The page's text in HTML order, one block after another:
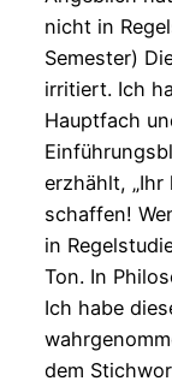
nicht in
Semester)
irritiert. Ich
Hauptfach
erzhählt,
schaffen!
in
Ton. In
Ich habe
dem